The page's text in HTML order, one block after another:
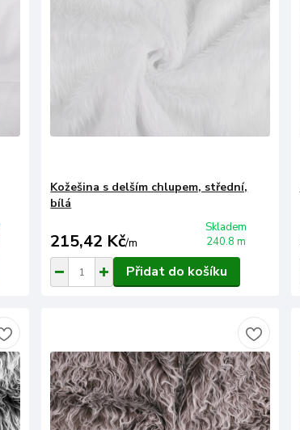
Kožešina s delším chlupem, střední,
bílá
215,42 Kč/m
Skladem
240.8 m
Přidat do košíku